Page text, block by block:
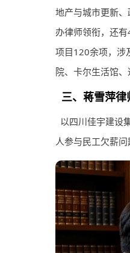
地产与城市更新
办律师领衔，还
项目120余项，涉
院、卡尔生活馆
三、蒋雪萍
以四川佳宇建设
人参与民工欠薪